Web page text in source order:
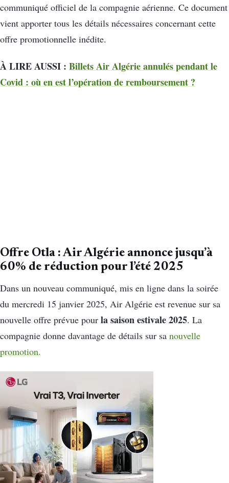
communiqué officiel de la compagnie aérienne. Ce document
vient apporter tous les détails nécessaires concernant cette
offre promotionnelle inédite.
À LIRE AUSSI : Billets Air Algérie annulés pendant le
Covid : où en est l’opération de remboursement ?
Offre Otla : Air Algérie annonce jusqu’à
60% de réduction pour l’été 2025
Dans un nouveau communiqué, mis en ligne dans la soirée
du mercredi 15 janvier 2025, Air Algérie est revenue sur sa
nouvelle offre prévue pour la saison estivale 2025. La
compagnie donne davantage de détails sur sa nouvelle
promotion.